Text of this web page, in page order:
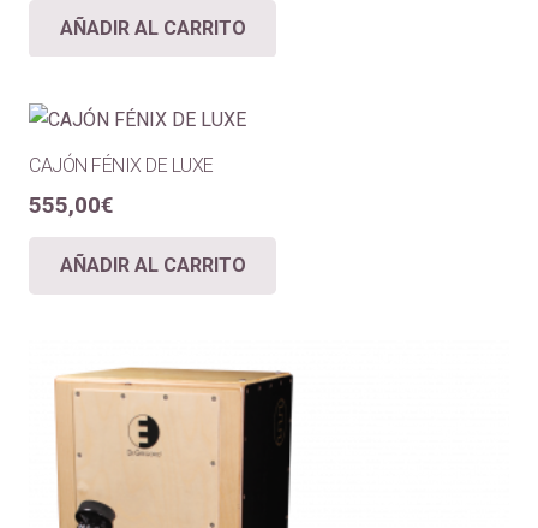
AÑADIR AL CARRITO
CAJÓN FÉNIX DE LUXE
555,00€
AÑADIR AL CARRITO